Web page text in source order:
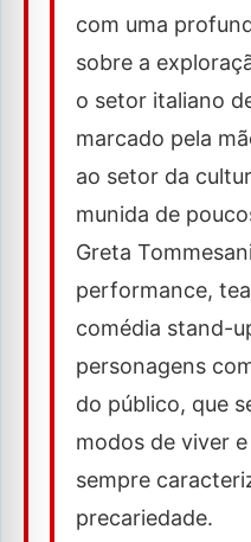
com uma
sobre a
o setor italiano
marcado pela
ao setor da
munida de
Greta
performance,
comédia stand-
personagens
do público, que
modos de viver
sempre
precariedade.